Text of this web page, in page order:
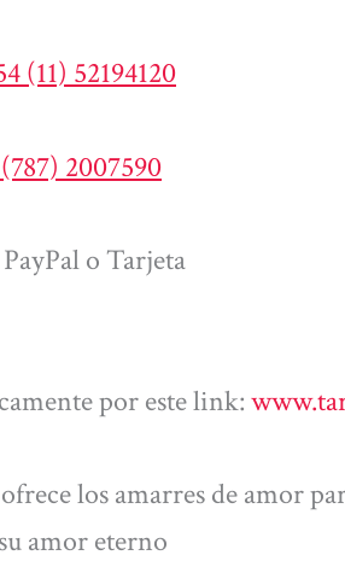
(11) 52194120
2007590
o Tarjeta
por este link:
los amarres de amor
amor eterno